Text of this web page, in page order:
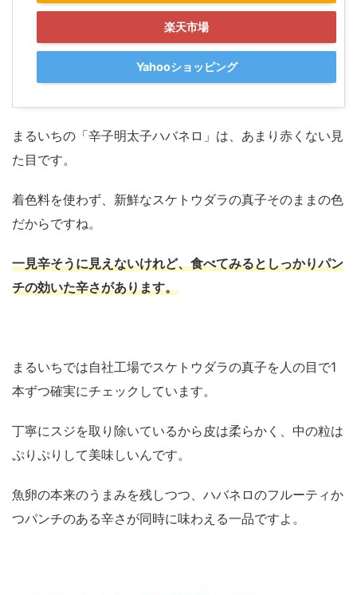
楽天市場
Yahooショッピング
まるいちの「辛子明太子ハバネロ」は、あまり赤くない見
た目です。
着色料を使わず、新鮮なスケトウダラの真子そのままの色
だからですね。
一見辛そうに見えないけれど、食べてみるとしっかりパン
チの効いた辛さがあります。
まるいちでは自社工場でスケトウダラの真子を人の目で1
本ずつ確実にチェックしています。
丁寧にスジを取り除いているから皮は柔らかく、中の粒は
ぷりぷりして美味しいんです。
魚卵の本来のうまみを残しつつ、ハバネロのフルーティか
つパンチのある辛さが同時に味わえる一品ですよ。